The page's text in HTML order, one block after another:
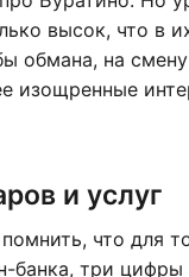
высок, что в
обмана, на
изощренные
и услуг
что для
банка, три